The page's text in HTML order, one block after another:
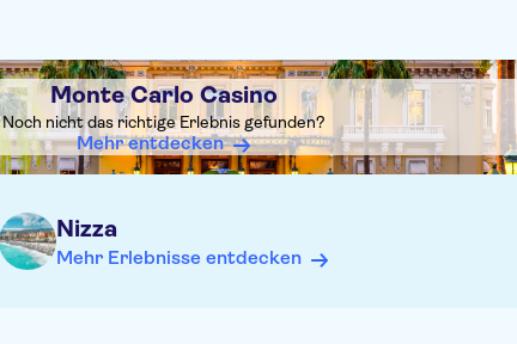
Monte Carlo Casino
Noch nicht das richtige Erlebnis gefunden?
Mehr entdecken
Nizza
Mehr Erlebnisse entdecken